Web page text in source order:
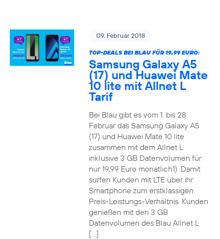
09. Februar 2018
TOP-DEALS BEI BLAU FÜR 19,99 EURO:
Samsung Galaxy A5
(17) und Huawei Mate
10 lite mit Allnet L
Tarif
Bei Blau gibt es vom 1. bis 28.
Februar das Samsung Galaxy A5
(17) und Huawei Mate 10 lite
zusammen mit dem Allnet L
inklusive 3 GB Datenvolumen für
nur 19,99 Euro monatlich1). Damit
surfen Kunden mit LTE über ihr
Smartphone zum erstklassigen
Preis-Leistungs-Verhältnis. Kunden
genießen mit den 3 GB
Datenvolumen des Blau Allnet L
[…]